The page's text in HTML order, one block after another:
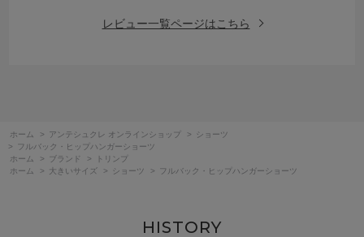
レビュー一覧ページはこちら
ホーム > アンテシュクレ オンラインショップ >
ショーツ
>
フルバック・ヒップハンガーショーツ
ホーム
> ブランド >
トリンプ
ホーム
> 大きいサイズ > ショーツ > フルバック・ヒップハンガーショーツ
HISTORY